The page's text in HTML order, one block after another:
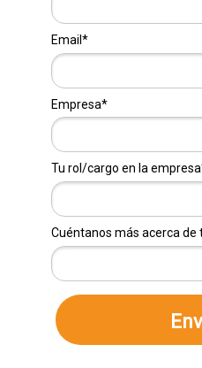
Email*
Empresa*
Tu rol/cargo en la
Cuéntanos más acerca de